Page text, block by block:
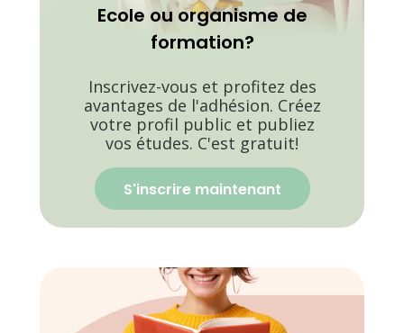
Ecole ou organisme de
formation?
Inscrivez-vous et profitez des
avantages de l'adhésion. Créez
votre profil public et publiez
vos études. C'est gratuit!
S'inscrire maintenant